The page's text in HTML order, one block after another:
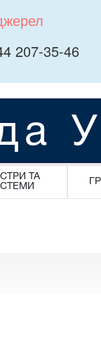
207-35-46
ТА